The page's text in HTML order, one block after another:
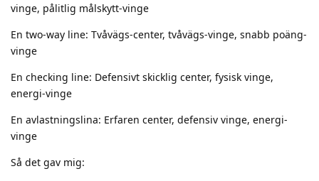
vinge, pålitlig målskytt-vinge
En two-way line: Tvåvägs-center, tvåvägs-vinge, snabb poäng-
vinge
En checking line: Defensivt skicklig center, fysisk vinge,
energi-vinge
En avlastningslina: Erfaren center, defensiv vinge, energi-
vinge
Så det gav mig: